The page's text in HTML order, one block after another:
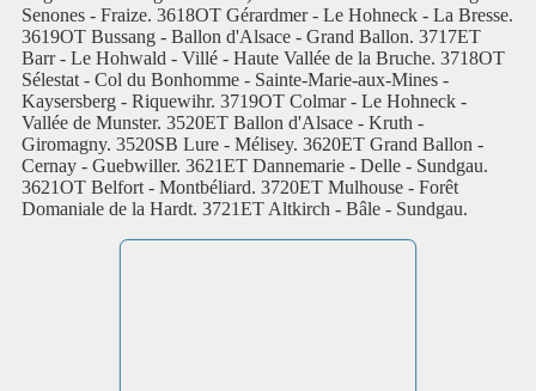
Senones - Fraize. 3618OT Gérardmer - Le Hohneck - La Bresse.
3619OT Bussang - Ballon d'Alsace - Grand Ballon. 3717ET
Barr - Le Hohwald - Villé - Haute Vallée de la Bruche. 3718OT
Sélestat - Col du Bonhomme - Sainte-Marie-aux-Mines -
Kaysersberg - Riquewihr. 3719OT Colmar - Le Hohneck -
Vallée de Munster. 3520ET Ballon d'Alsace - Kruth -
Giromagny. 3520SB Lure - Mélisey. 3620ET Grand Ballon -
Cernay - Guebwiller. 3621ET Dannemarie - Delle - Sundgau.
3621OT Belfort - Montbéliard. 3720ET Mulhouse - Forêt
Domaniale de la Hardt. 3721ET Altkirch - Bâle - Sundgau.